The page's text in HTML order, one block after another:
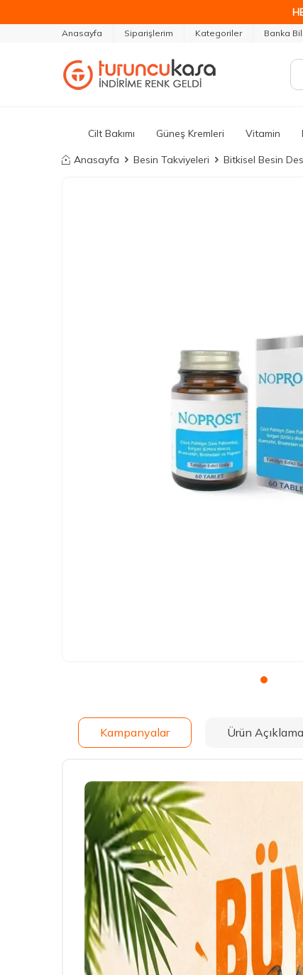
Anasayfa Siparişlerim Kategoriler Banka
Cilt Bakımı Güneş Kremleri Vitamin
Anasayfa Besin Takviyeleri Bitkisel Besin
Kampanyalar Ürün